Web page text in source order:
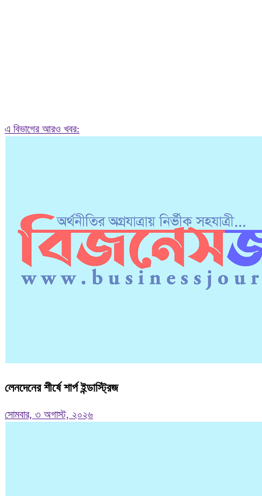
এ বিভাগের আরও খবর:
লেনদেনের শীর্ষে শার্প ইন্ডাস্ট্রিজ
সোমবার, ৩ অগাস্ট, ২০২৬